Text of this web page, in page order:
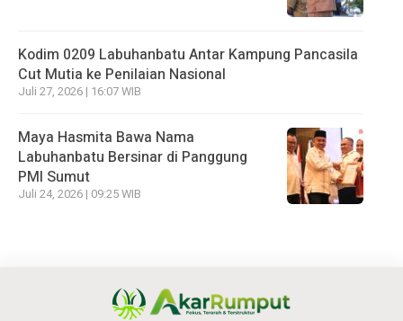
Kodim 0209 Labuhanbatu Antar Kampung Pancasila
Cut Mutia ke Penilaian Nasional
Juli 27, 2026 | 16:07 WIB
Maya Hasmita Bawa Nama
Labuhanbatu Bersinar di Panggung
PMI Sumut
Juli 24, 2026 | 09:25 WIB